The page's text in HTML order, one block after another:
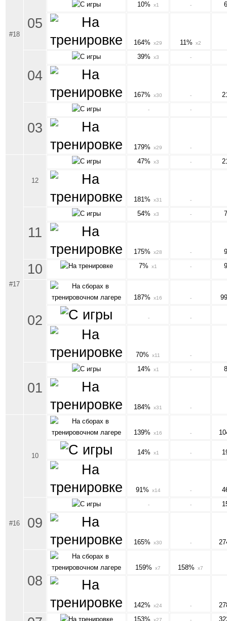
#18
05
10% x1 -
164% x29 11% x2
04
39% x3 -
167% x30 -
03
- -
179% x29 -
#17
12
47% x3 -
181% x31 -
11
54% x3 -
175% x28 -
10 7% x1 -
02
187% x16 -
- -
70% x11 -
01
14% x1 -
184% x31 -
#16
10
139% x16 -
14% x1 -
91% x14 -
09
- -
165% x30 -
08
159% x7 158% x7
142% x24 -
153% x27 -